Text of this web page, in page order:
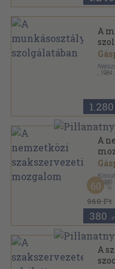
A
1984
1.280
A
, 1980
Vászon
960 Ft
60
380 ,-
A